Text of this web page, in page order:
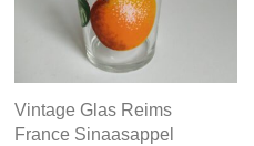
Vintage Glas Reims
France Sinaasappel